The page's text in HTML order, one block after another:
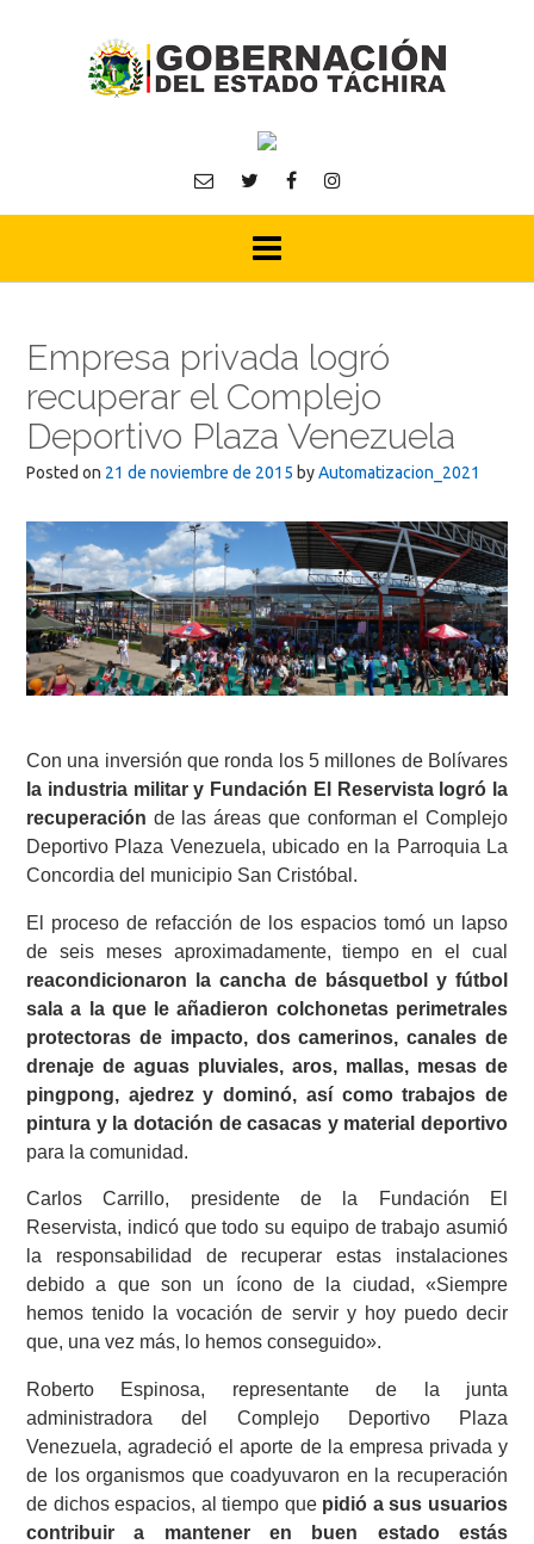
Empresa privada logró
recuperar el Complejo
Deportivo Plaza Venezuela
Posted on 21 de noviembre de 2015 byAutomatizacion_2021
Con una inversión que ronda los 5 millones de Bolívares
la industria militar y Fundación El Reservista logró la
recuperación de las áreas que conforman el Complejo
Deportivo Plaza Venezuela, ubicado en la Parroquia La
Concordia del municipio San Cristóbal.
El proceso de refacción de los espacios tomó un lapso
de seis meses aproximadamente, tiempo en el cual
reacondicionaron la cancha de básquetbol y fútbol
sala a la que le añadieron colchonetas perimetrales
protectoras de impacto, dos camerinos, canales de
drenaje de aguas pluviales, aros, mallas, mesas de
pingpong, ajedrez y dominó, así como trabajos de
pintura y la dotación de casacas y material deportivo
para la comunidad.
Carlos Carrillo, presidente de la Fundación El
Reservista, indicó que todo su equipo de trabajo asumió
la responsabilidad de recuperar estas instalaciones
debido a que son un ícono de la ciudad, «Siempre
hemos tenido la vocación de servir y hoy puedo decir
que, una vez más, lo hemos conseguido».
Roberto Espinosa, representante de la junta
administradora del Complejo Deportivo Plaza
Venezuela, agradeció el aporte de la empresa privada y
de los organismos que coadyuvaron en la recuperación
de dichos espacios, al tiempo que pidió a sus usuarios
contribuir a mantener en buen estado estás